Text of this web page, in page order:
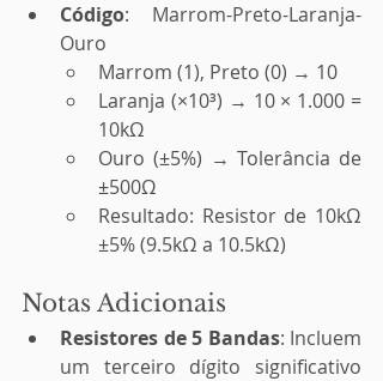
Código: Marrom-Preto-Laranja-
Ouro
Marrom (1), Preto (0) → 10
Laranja (×10³) → 10 × 1.000 =
10kΩ
Ouro (±5%) → Tolerância de
±500Ω
Resultado: Resistor de 10kΩ
±5% (9.5kΩ a 10.5kΩ)
Notas Adicionais
Resistores de 5 Bandas: Incluem
um terceiro dígito significativo